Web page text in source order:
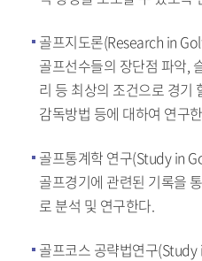
골프지도론(Research in
골프선수들의 장단점 파악,
리 등 최상의 조건으로 경기
감독방법 등에 대하여 연구
골프통계학 연구(Study in
골프경기에 관련된 기록을
로 분석 및 연구한다.
골프코스 공략법연구